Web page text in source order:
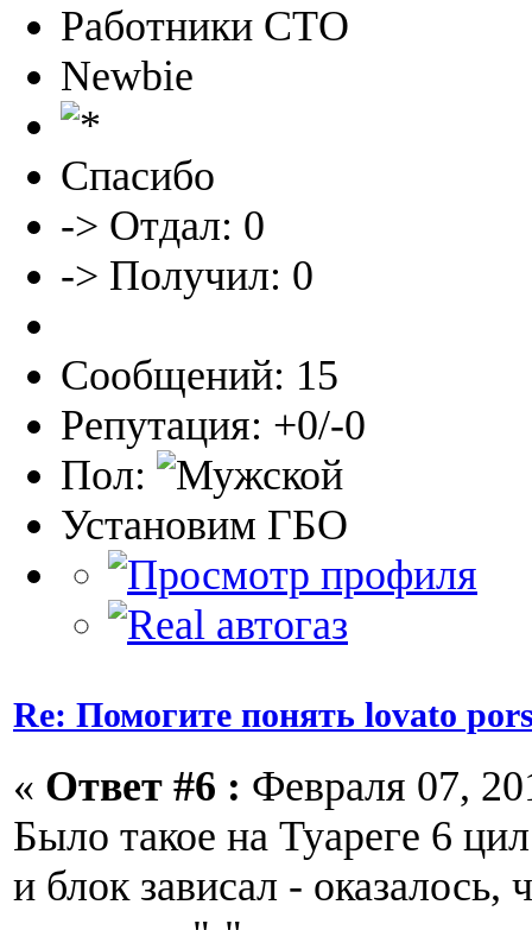
Работники СТО
Newbie
Спасибо
-> Отдал: 0
-> Получил: 0
Сообщений: 15
Репутация: +0/-0
Пол:
Установим ГБО
Re: Помогите понять lovato
« Ответ #6 : Февраля 07,
Было такое на Туареге 6
и блок зависал - оказалось,